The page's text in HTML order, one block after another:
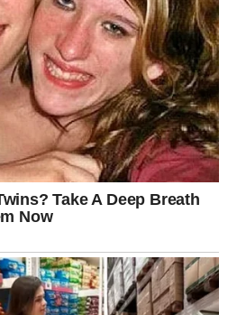
dani donose najveća
Vodolija. Sudbina za
događaje koje nisu mogli
ali duboko u sebi nose
posljednje vrijeme mnogi
su da stoje na raskrižju
putem krenuti niti kome